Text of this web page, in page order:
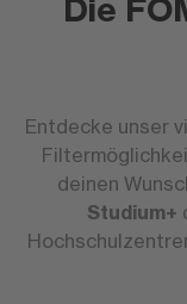
Die
Entdecke unser
deinen
Studium+